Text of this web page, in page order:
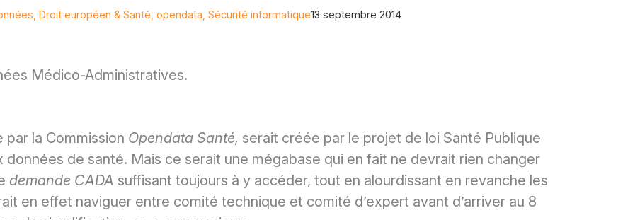
Droit européen & Santé opendata Sécurité informatique13 septembre 2014
Médico-Administratives.
la Commission Opendata Santé, serait créée par le projet de loi Santé Publique
de santé. Mais ce serait une mégabase qui en fait ne devrait rien changer
demande CADA suffisant toujours à y accéder, tout en alourdissant en revanche les
en effet naviguer entre comité technique et comité d’expert avant d’arriver au 8